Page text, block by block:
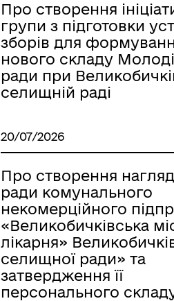
Про створення
групи з підготовки
зборів для
нового складу
ради при
селищній раді
20/07/2026
Про створення
ради комунального
некомерційного
«Великобичківська
лікарня»
селищної ради» та
затвердження її
персонального